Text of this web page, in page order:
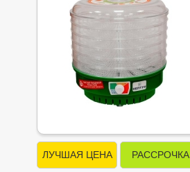
ЛУЧШАЯ ЦЕНА РАССРОЧКА